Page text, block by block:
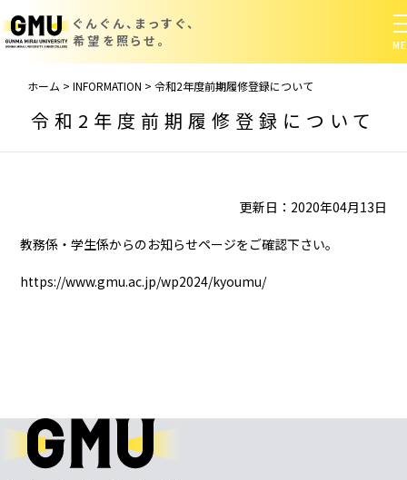
ぐんぐん、まっすぐ、
希望を照らせ。
ホーム > INFORMATION > 令和2年度前期履修登録について
令和2年度前期履修登録について
更新日：2020年04月13日
教務係・学生係からのお知らせページをご確認下さい。
https://www.gmu.ac.jp/wp2024/kyoumu/